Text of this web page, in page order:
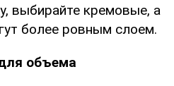
выбирайте кремовые, а
более ровным слоем.
объема